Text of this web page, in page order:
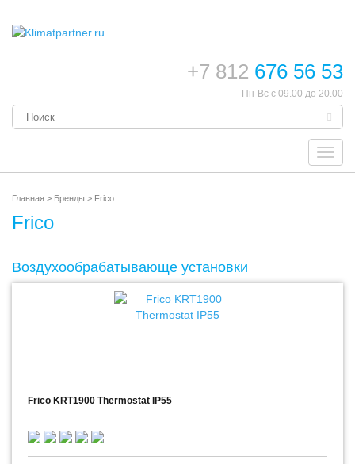
+7 812 676 56 53
Пн-Вс с 09.00 до 20.00
Главная > Бренды > Frico
Frico
Воздухообрабатывающе установки
Frico KRT1900 Thermostat IP55